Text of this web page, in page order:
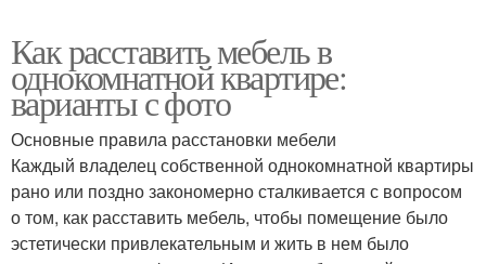
Как расставить мебель в
однокомнатной квартире:
варианты с фото
Основные правила расстановки мебели
Каждый владелец собственной однокомнатной квартиры
рано или поздно закономерно сталкивается с вопросом
о том, как расставить мебель, чтобы помещение было
эстетически привлекательным и жить в нем было